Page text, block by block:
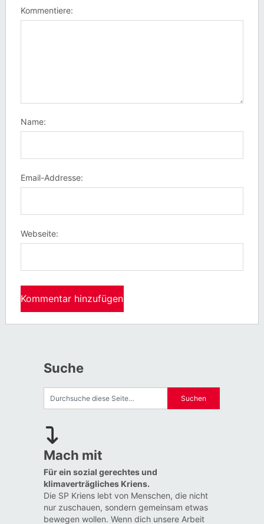
Kommentiere:
Name:
Email-Addresse:
Webseite:
Suche
Mach mit
Für ein sozial gerechtes und
klimaverträgliches Kriens.
Die SP Kriens lebt von Menschen, die nicht
nur zuschauen, sondern gemeinsam etwas
bewegen wollen. Wenn dich unsere Arbeit